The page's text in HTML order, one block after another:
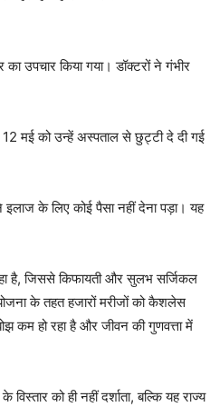
उपचार किया गया। डॉक्टरों ने गंभीर
मई को उन्हें अस्पताल से छुट्टी दे दी गई
के लिए कोई पैसा नहीं देना पड़ा। यह
है, जिससे किफायती और सुलभ सर्जिकल
के तहत हजारों मरीजों को कैशलेस
कम हो रहा है और जीवन की गुणवत्ता में
को ही नहीं दर्शाता, बल्कि यह राज्य